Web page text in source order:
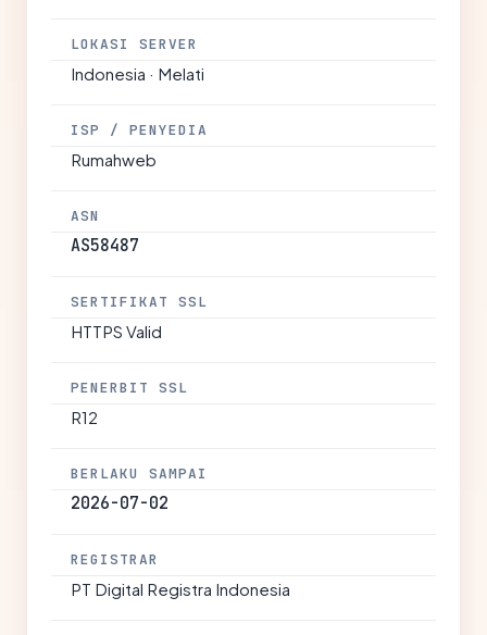
LOKASI SERVER
Indonesia · Melati
ISP / PENYEDIA
Rumahweb
ASN
AS58487
SERTIFIKAT SSL
HTTPS Valid
PENERBIT SSL
R12
BERLAKU SAMPAI
2026-07-02
REGISTRAR
PT Digital Registra Indonesia